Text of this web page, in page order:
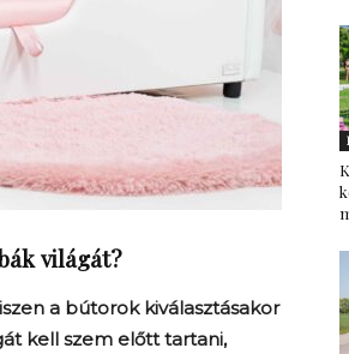
világát?
a bútorok kiválasztásakor
kell szem előtt tartani,